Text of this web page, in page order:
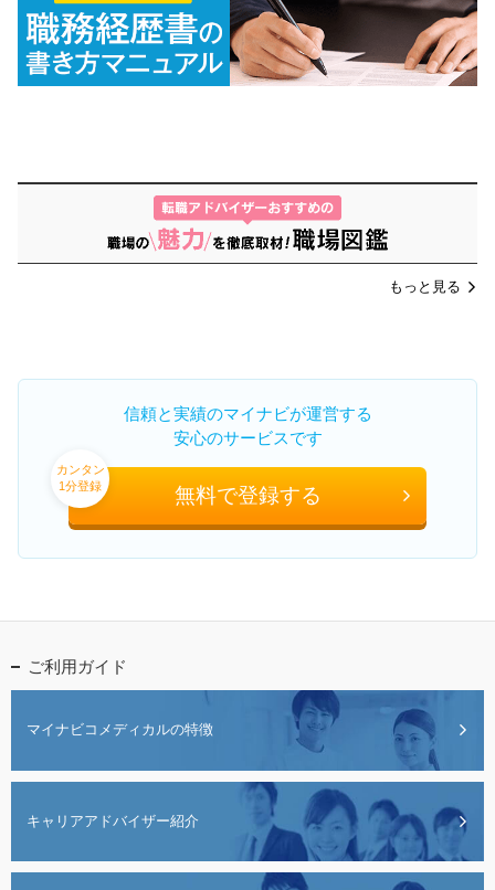
もっと見る
信頼と実績のマイナビが運営する
安心のサービスです
無料で登録する
カンタン
1分登録
ご利用ガイド
マイナビコメディカルの特徴
キャリアアドバイザー紹介